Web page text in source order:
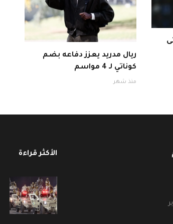
ريال مدريد يعزز دفاعه بضم
كوناتي لـ 4 مواسم
منذ شهر
الأكثر قراءة